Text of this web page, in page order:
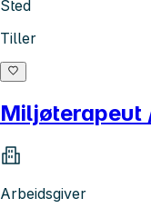
Sted
Tiller
Miljøterapeut
Arbeidsgiver